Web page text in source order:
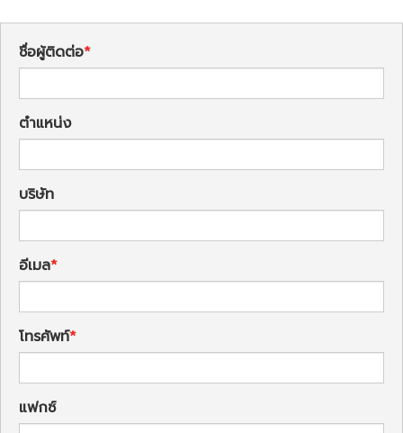
ชื่อผู้ติดต่อ
ตำแหน่ง
บริษัท
อีเมล
โทรศัพท์
แฟกซ์